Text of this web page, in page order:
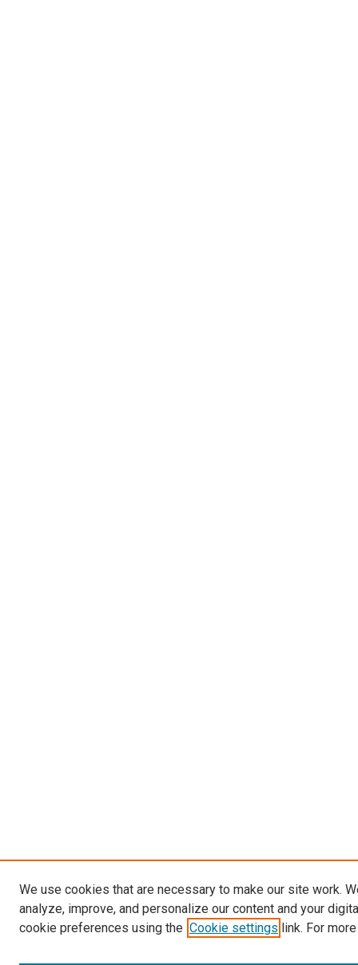
We use cookies that are necessary to make our site work.
analyze, improve, and personalize our content and your
cookie preferences using the Cookie settings link. For